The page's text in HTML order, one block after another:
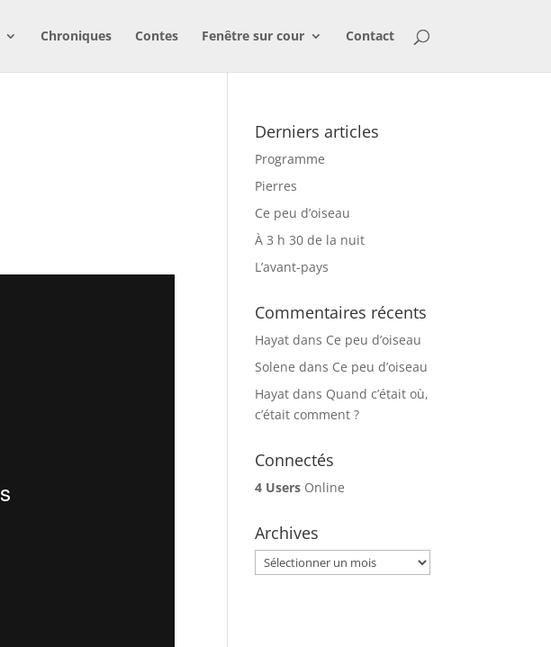
Chroniques Contes Fenêtre sur cour Contact
Derniers articles
Programme
Pierres
Ce peu d’oiseau
À 3 h 30 de la nuit
L’avant-pays
Commentaires récents
Hayat dans Ce peu d’oiseau
Solene dans Ce peu d’oiseau
Hayat dans Quand c’était où,
c’était comment ?
Connectés
4 Users Online
Archives
Archives